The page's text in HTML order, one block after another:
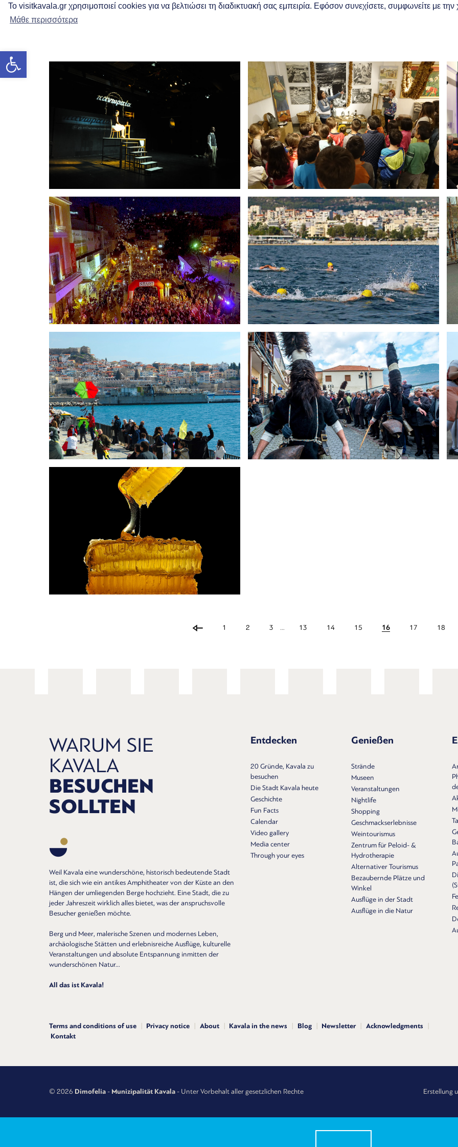
Το visitkavala.gr χρησιμοποιεί cookies για να βελτιώσει τη διαδικτυακή σας εμπειρία. Εφόσον συνεχίσετε, συμφωνείτε με
Μάθε περισσότερα
Werkzeugleiste öffnen
DI.PE.THE Kavala
Internationaler Tag der
Museen
Kavala Night City Run Sporttage
Rosenmontag (Kathara
Deftera)
Der Brauch der „Arapides“
Fest des Honigs und der
Bienenprodukte
1 2 3 … 13 14 15 16 17 18
WARUM SIE
KAVALA
BESUCHEN
SOLLTEN
Weil Kavala eine wunderschöne, historisch bedeutende Stadt
ist, die sich wie ein antikes Amphitheater von der Küste an den
Hängen der umliegenden Berge hochzieht. Eine Stadt, die zu
jeder Jahreszeit wirklich alles bietet, was der anspruchsvolle
Besucher genießen möchte.
Berg und Meer, malerische Szenen und modernes Leben,
archäologische Stätten und erlebnisreiche Ausflüge, kulturelle
Veranstaltungen und absolute Entspannung inmitten der
wunderschönen Natur...
All das ist Kavala!
Entdecken
20 Gründe, Kavala zu
besuchen
Die Stadt Kavala heute
Geschichte
Fun Facts
Calendar
Video gallery
Media center
Through your eyes
Genießen
Strände
Museen
Veranstaltungen
Nightlife
Shopping
Geschmackserlebnisse
Weintourismus
Zentrum für Peloid- &
Hydrotherapie
Alternativer Tourismus
Bezaubernde Plätze und
Winkel
Ausflüge in der Stadt
Ausflüge in die Natur
Terms and conditions of use Privacy notice About Kavala in the news Blog Newsletter
Acknowledgments
Kontakt
© 2026 Dimofelia- Munizipalität Kavala- Unter Vorbehalt aller gesetzlichen Rechte Erstellung